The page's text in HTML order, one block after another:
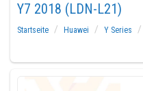
Y7 2018 (LDN-L21)
Startseite Huawei Y Series